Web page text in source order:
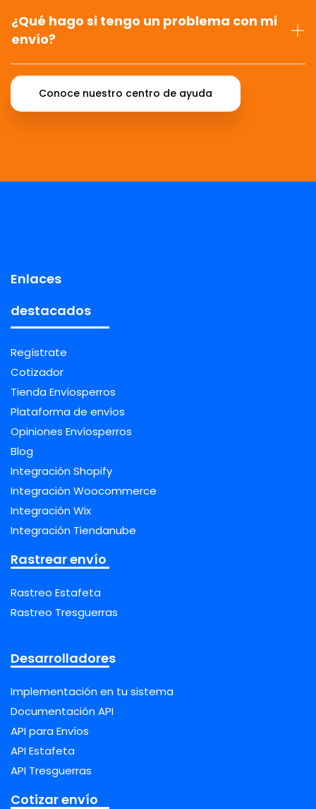
¿Qué hago si tengo un problema con mi
envío?
Conoce nuestro centro de ayuda
Enlaces
destacados
Regístrate
Cotizador
Tienda Envíosperros
Plataforma de envíos
Opiniones Envíosperros
Blog
Integración Shopify
Integración Woocommerce
Integración Wix
Integración Tiendanube
Rastrear envío
Rastreo Estafeta
Rastreo Tresguerras
Desarrolladores
Implementación en tu sistema
Documentación API
API para Envíos
API Estafeta
API Tresguerras
Cotizar envío